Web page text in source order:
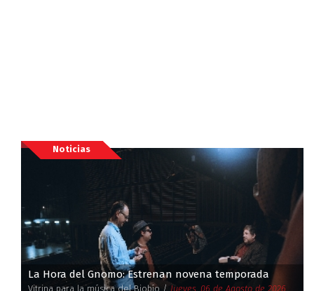
Noticias
La Hora del Gnomo: Estrenan novena temporada
Vitrina para la música del Biobío / Jueves, 06 de Agosto de 2026